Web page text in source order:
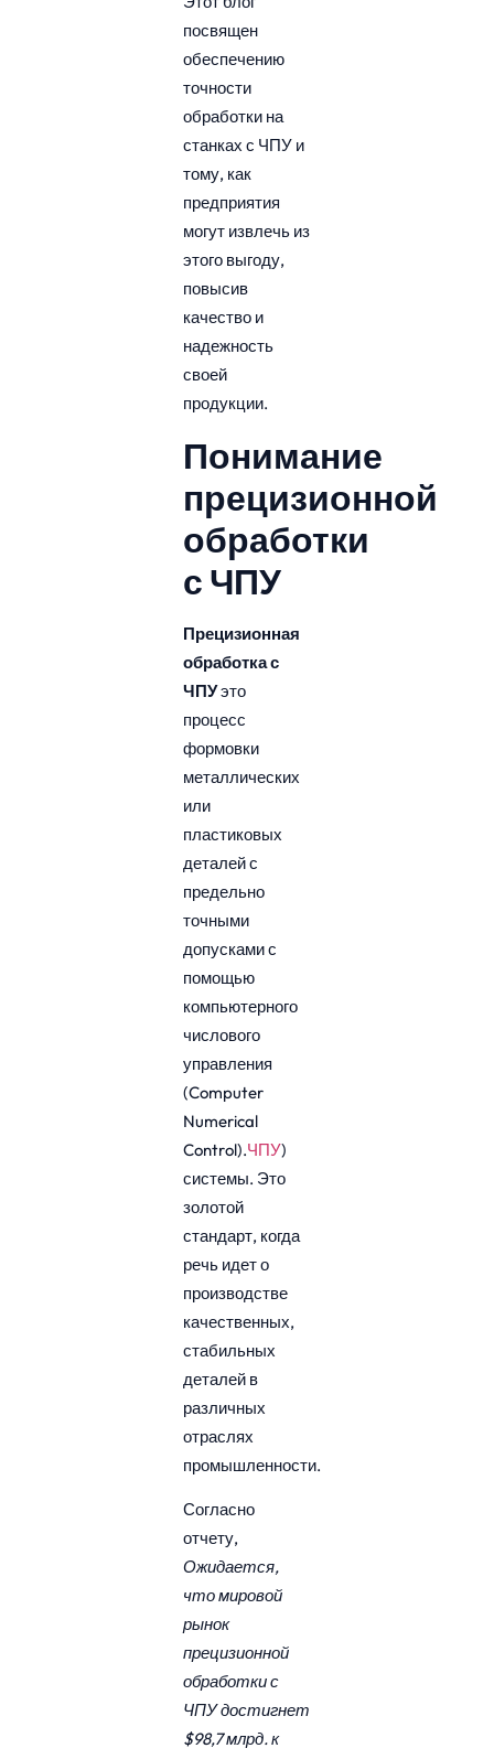
посвящен
обеспечению
точности
обработки на
станках с ЧПУ и
тому, как
предприятия
могут извлечь из
этого выгоду,
повысив
качество и
надежность
своей
продукции.
Понимание
прецизионной
обработки
с ЧПУ
Прецизионная
обработка с
ЧПУэто
процесс
формовки
металлических
или
пластиковых
деталей с
предельно
точными
допусками с
помощью
компьютерного
числового
управления
(Computer
Numerical
Control).ЧПУ)
системы. Это
золотой
стандарт, когда
речь идет о
производстве
качественных,
стабильных
деталей в
различных
отраслях
промышленности.
Согласно
отчету,
Ожидается,
что мировой
рынок
прецизионной
обработки с
ЧПУ достигнет
$98,7 млрд. к